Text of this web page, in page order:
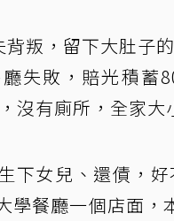
叛，留下大肚子
失敗，賠光積蓄
沒有廁所，全家大
下女兒、還債，
學餐廳一個店面，